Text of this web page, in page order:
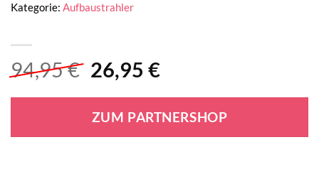
94,95€ Ursprünglicher
war:
94,95 €
26,95 €Aktueller
ist:
26,95 €.
ZUM PARTNERSHOP
Kategorie: Aufbaustrahler